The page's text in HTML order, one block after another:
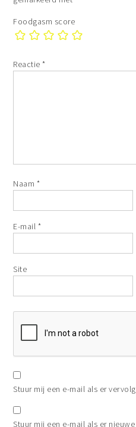
Foodgasm score
Reactie*
Naam *
E-mail *
Site
Stuur mij een e-mail als er
Stuur mij een e-mail als er